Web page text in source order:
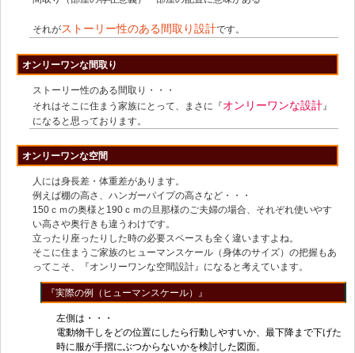
それがストーリー性のある間取り設計です。
オンリーワンな間取り
ストーリー性のある間取り・・・
それはそこに住まう家族にとって、まさに『オンリーワンな設計』
になると思っております。
オンリーワンな空間
人には身長差・体重差があります。
例えば棚の高さ、ハンガーパイプの高さなど・・・
150ｃｍの奥様と190ｃｍの旦那様のご夫婦の場合、それぞれ使いやす
い高さや奥行きも違うわけです。
立ったり座ったりした時の必要スペースも全く違いますよね。
そこに住まうご家族のヒューマンスケール（身体のサイズ）の把握もあ
ってこそ、『オンリーワンな空間設計』になると考えています。
『実際の例（ヒューマンスケール）』
左側は・・・
電動物干しをどの位置にしたら行動しやすいか、最下降まで下げた
時に服が手摺にぶつからないかを検討した図面。